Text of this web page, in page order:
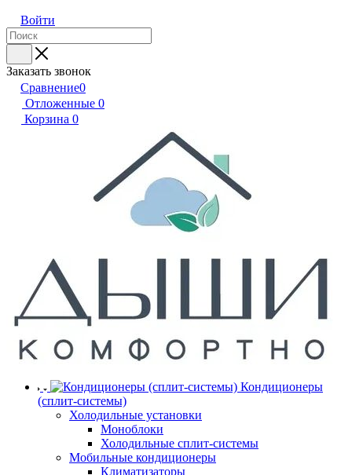
Войти
Заказать звонок
Сравнение0
Отложенные 0
Корзина 0
Кондиционеры
(сплит-системы)
Холодильные установки
Моноблоки
Холодильные сплит-системы
Мобильные кондиционеры
Климатизаторы